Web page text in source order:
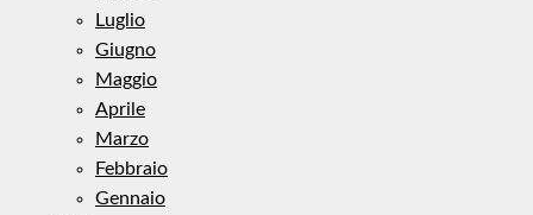
Luglio
Giugno
Maggio
Aprile
Marzo
Febbraio
Gennaio